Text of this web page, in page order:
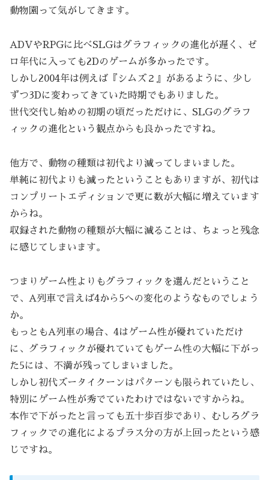
動物園って気がしてきます。
ADVやRPGに比べSLGはグラフィックの進化が遅く、ゼ
ロ年代に入っても2Dのゲームが多かったです。
しかし2004年は例えば『シムズ２』があるように、少し
ずつ3Dに変わってきていた時期でもありました。
世代交代し始めの初期の頃だっただけに、SLGのグラフ
ィックの進化という観点からも良かったですね。
他方で、動物の種類は初代より減ってしまいました。
単純に初代よりも減ったということもありますが、初代は
コンプリートエディションで更に数が大幅に増えています
からね。
収録された動物の種類が大幅に減ることは、ちょっと残念
に感じてしまいます。
つまりゲーム性よりもグラフィックを選んだということ
で、A列車で言えば4から5への変化のようなものでしょう
か。
もっともA列車の場合、4はゲーム性が優れていただけ
に、グラフィックが優れていてもゲーム性の大幅に下がっ
た5には、不満が残ってしまいました。
しかし初代ズータイクーンはパターンも限られていたし、
特別にゲーム性が秀でていたわけではないですからね。
本作で下がったと言っても五十歩百歩であり、むしろグラ
フィックでの進化によるプラス分の方が上回ったという感
じですね。